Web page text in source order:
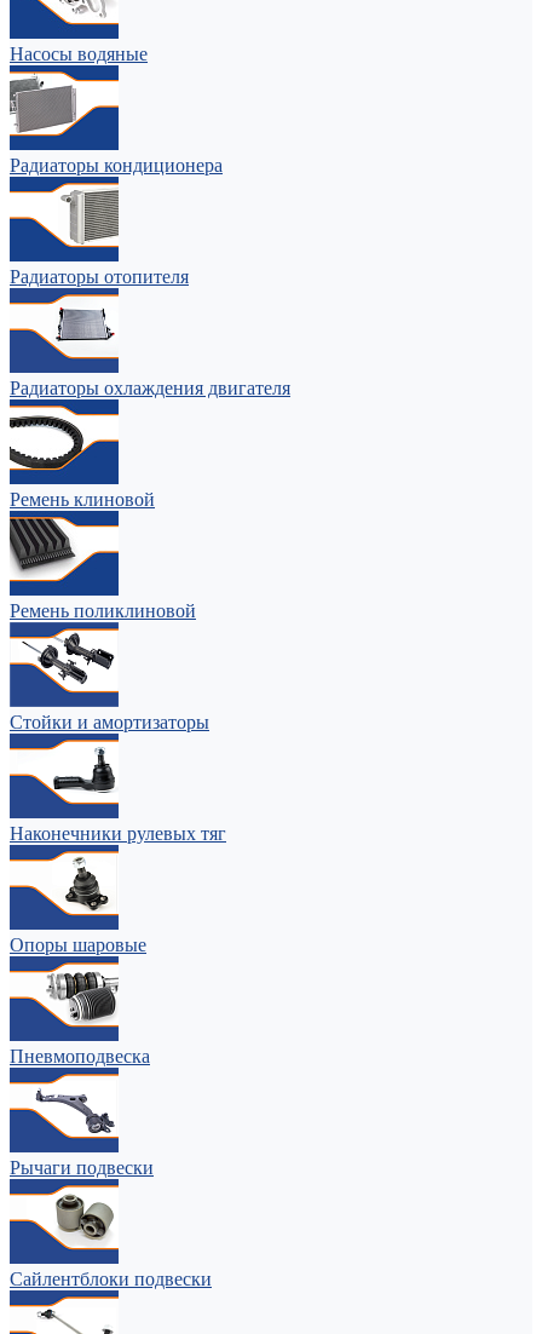
Насосы водяные
Радиаторы кондиционера
Радиаторы отопителя
Радиаторы охлаждения двигателя
Ремень клиновой
Ремень поликлиновой
Стойки и амортизаторы
Наконечники рулевых тяг
Опоры шаровые
Пневмоподвеска
Рычаги подвески
Сайлентблоки подвески